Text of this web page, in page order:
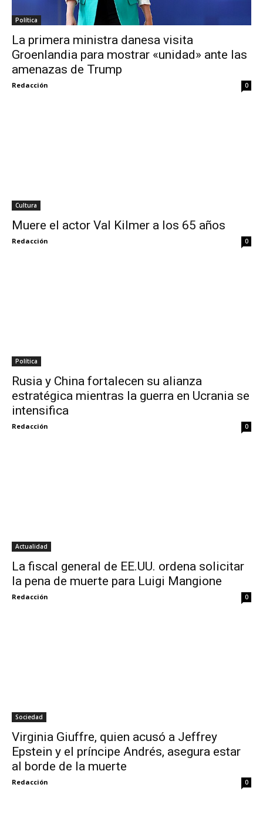
Política
La primera ministra danesa visita
Groenlandia para mostrar «unidad» ante las
amenazas de Trump
Redacción 0
Cultura
Muere el actor Val Kilmer a los 65 años
Redacción 0
Política
Rusia y China fortalecen su alianza
estratégica mientras la guerra en Ucrania se
intensifica
Redacción 0
Actualidad
La fiscal general de EE.UU. ordena solicitar
la pena de muerte para Luigi Mangione
Redacción 0
Sociedad
Virginia Giuffre, quien acusó a Jeffrey
Epstein y el príncipe Andrés, asegura estar
al borde de la muerte
Redacción 0